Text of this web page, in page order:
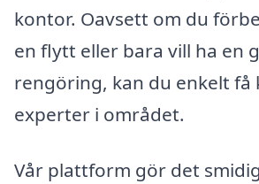
kontor. Oavsett om du
en flytt eller bara vill ha en
rengöring, kan du enkelt få
experter i området.
Vår plattform gör det